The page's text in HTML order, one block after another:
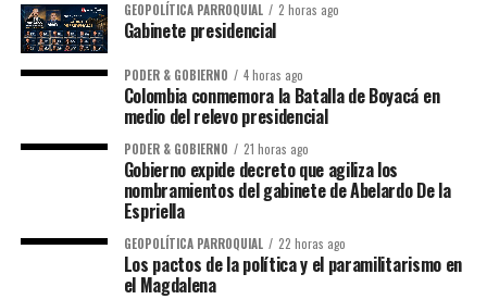
GEOPOLÍTICA PARROQUIAL 2 horas ago
Gabinete presidencial
PODER & GOBIERNO 4 horas ago
Colombia conmemora la Batalla de Boyacá en
medio del relevo presidencial
PODER & GOBIERNO 21 horas ago
Gobierno expide decreto que agiliza los
nombramientos del gabinete de Abelardo De la
Espriella
GEOPOLÍTICA PARROQUIAL 22 horas ago
Los pactos de la política y el paramilitarismo en
el Magdalena